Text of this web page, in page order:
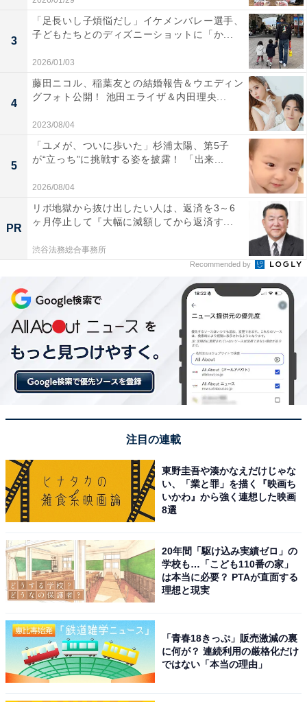
3
「足長いし子煩悩だし」イケメンバレー選手、
子どもたちとのディズニーショットに「か...
2026/01/03
4
藤田ニコル、稲葉友との結婚報告＆ウエディン
グフォト公開！ 池田エライザ＆内田理央...
2023/08/04
5
「ユメが、ついに歩いた」杉浦太陽、第5子
が“立っち”に挑戦する姿を披露！ 「出来...
2026/08/04
PR
リボ地獄から抜け出したい人は、返済を3～6
ヶ月停止して『大幅に減額してから返済す...
渋谷法務総合事務所
Recommended by
注目の連載
東野圭吾や湊かなえだけじゃな
い、「業と罪」を描く『映画ち
いかわ』から強く連想した映画
8選
20年間「駆け込み実績ゼロ」の
学校も…「こども110番の家」
は本当に必要？ PTAが直面する
理想と現実
「青春18きっぷ」販売激減の裏
に何が？ 連続利用の厳格化だけ
ではない「本当の理由」